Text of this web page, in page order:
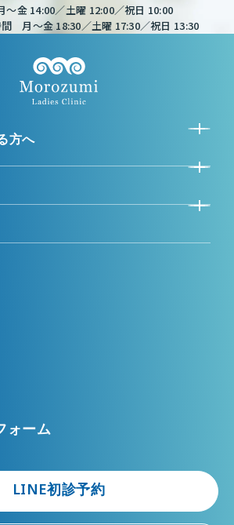
金 14:00／土曜 12:00／祝日 10:00
月～金 18:30／土曜 17:30／祝日 13:30
方へ
ォーム
LINE初診予約